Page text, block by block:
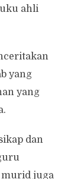
ahli
yang
yang
dan
murid juga